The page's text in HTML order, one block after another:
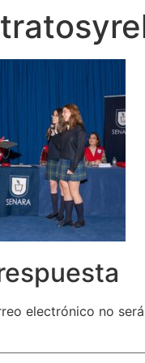
electrónico no